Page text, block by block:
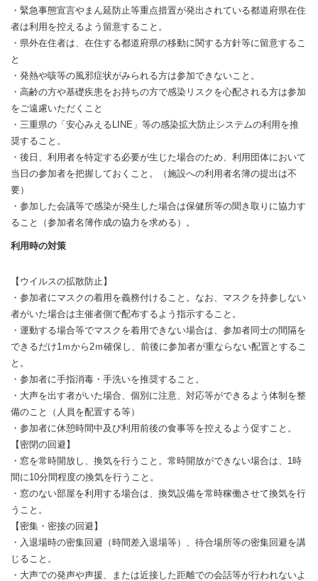
・緊急事態宣言やまん延防止等重点措置が発出されている都道府県在住
者は利用を控えるよう留意すること。
・県外在住者は、在住する都道府県の移動に関する方針等に留意するこ
と
・発熱や咳等の風邪症状がみられる方は参加できないこと。
・高齢の方や基礎疾患をお持ちの方で感染リスクを心配される方は参加
をご遠慮いただくこと
・三重県の「安心みえるLINE」等の感染拡大防止システムの利用を推
奨すること。
・後日、利用者を特定する必要が生じた場合のため、利用団体において
当日の参加者を把握しておくこと。（施設への利用者名簿の提出は不
要）
・参加した会議等で感染が発生した場合は保健所等の聞き取りに協力す
ること（参加者名簿作成の協力を求める）。
利用時の対策
【ウイルスの拡散防止】
・参加者にマスクの着用を義務付けること。なお、マスクを持参しない
者がいた場合は主催者側で配布するよう指示すること。
・運動する場合等でマスクを着用できない場合は、参加者同士の間隔を
できるだけ1ｍから2ｍ確保し、前後に参加者が重ならない配置とするこ
と。
・参加者に手指消毒・手洗いを推奨すること。
・大声を出す者がいた場合、個別に注意、対応等ができるよう体制を整
備のこと（人員を配置する等）
・参加者に休憩時間中及び利用前後の食事等を控えるよう促すこと。
【密閉の回避】
・窓を常時開放し、換気を行うこと。常時開放ができない場合は、1時
間に10分間程度の換気を行うこと。
・窓のない部屋を利用する場合は、換気設備を常時稼働させて換気を行
うこと。
【密集・密接の回避】
・入退場時の密集回避（時間差入退場等）、待合場所等の密集回避を講
じること。
・大声での発声や声援、または近接した距離での会話等が行われないよ